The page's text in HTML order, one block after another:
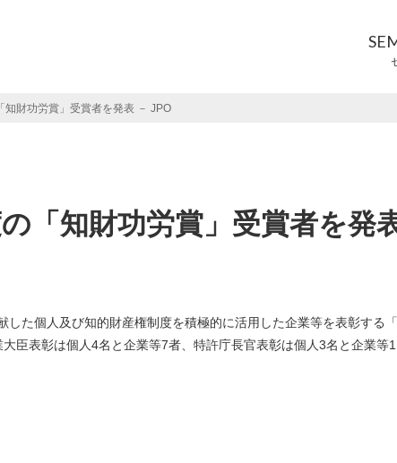
知財功労賞」受賞者を発表 － JPO
「知財功労賞」受賞者を発
た個人及び知的財産権制度を積極的に活用した企業等を表彰する
臣表彰は個人4名と企業等7者、特許庁長官表彰は個人3名と企業等